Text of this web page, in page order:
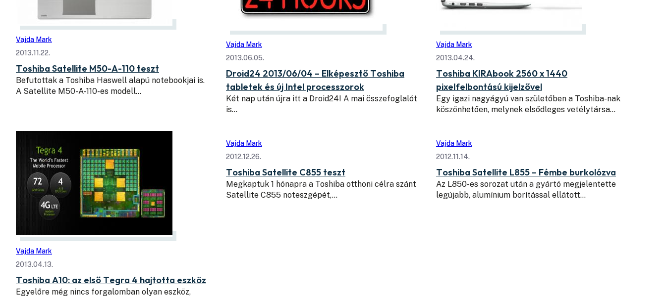
Vajda Mark
2013.11.22.
Toshiba Satellite M50-A-110 teszt
Befutottak a Toshiba Haswell alapú notebookjai is.
A Satellite M50-A-110-es modell…
Vajda Mark
2013.06.05.
Droid24 2013/06/04 – Elképesztő Toshiba
tabletek és új Intel processzorok
Két nap után újra itt a Droid24! A mai összefoglalót
is…
Vajda Mark
2013.04.24.
Toshiba KIRAbook 2560 x 1440
pixelfelbontású kijelzővel
Egy igazi nagyágyú van születőben a Toshiba-nak
köszönhetően, melynek elsődleges vetélytársa…
Vajda Mark
2013.04.13.
Toshiba A10: az első Tegra 4 hajtotta eszköz
Egyelőre még nincs forgalomban olyan eszköz,
Vajda Mark
2012.12.26.
Toshiba Satellite C855 teszt
Megkaptuk 1 hónapra a Toshiba otthoni célra szánt
Satellite C855 noteszgépét,…
Vajda Mark
2012.11.14.
Toshiba Satellite L855 – Fémbe burkolózva
Az L850-es sorozat után a gyártó megjelentette
legújabb, alumínium borítással ellátott…